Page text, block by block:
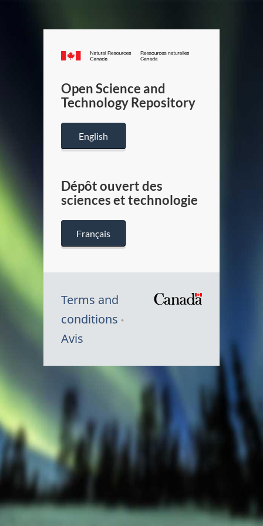
Canada.ca
/
Canada
Open Science and
Technology Repository
English
Dépôt ouvert des
sciences et technologie
Français
Terms and
conditions
Avis
Canada